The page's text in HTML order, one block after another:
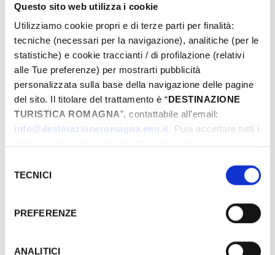
Questo sito web utilizza i cookie
Utilizziamo cookie propri e di terze parti per finalità:
tecniche (necessari per la navigazione), analitiche (per le
statistiche) e cookie traccianti / di profilazione (relativi
alle Tue preferenze) per mostrarti pubblicità
personalizzata sulla base della navigazione delle pagine
del sito. Il titolare del trattamento è “DESTINAZIONE
TURISTICA ROMAGNA”, contattabile all'email:
info@destinazioneromagna.emr.it. Puoi accettare tutti i
gestire le tue preferenze facendo clic su “Personalizza”.
Qualora acconsenti a tutti i cookie i Tuoi dati potranno
attualmente non fornisce garanzie idonee per il
l’implementazione di misure supplementari di sicurezza a
delTECNICI
PREFERENZE
ANALITICI
Die Veranstaltungen können sich ändern. Bitte
kontaktieren Sie die Organisatoren, bevor Sie